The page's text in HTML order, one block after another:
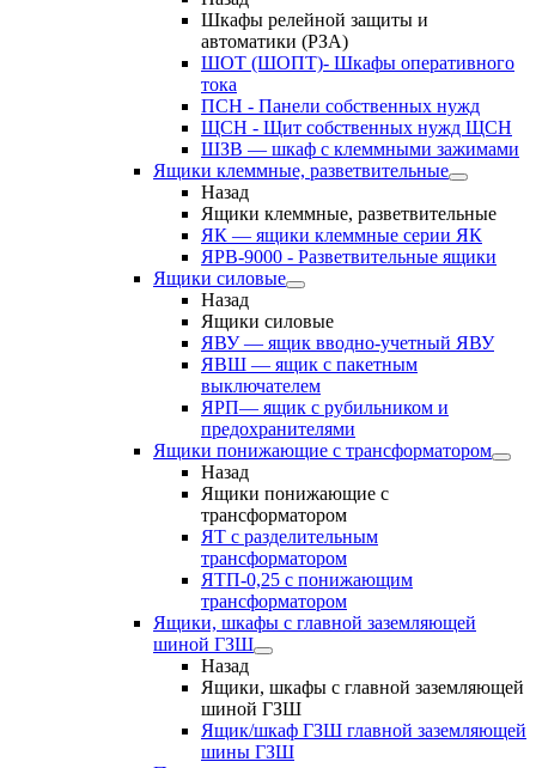
Шкафы релейной защиты и
автоматики (РЗА)
ШОТ (ШОПТ)- Шкафы оперативного
тока
ПСН - Панели собственных нужд
ЩСН - Щит собственных нужд ЩСН
ШЗВ — шкаф с клеммными зажимами
Ящики клеммные, разветвительные
Назад
Ящики клеммные, разветвительные
ЯК — ящики клеммные серии ЯК
ЯРВ-9000 - Разветвительные ящики
Ящики силовые
Назад
Ящики силовые
ЯВУ — ящик вводно-учетный ЯВУ
ЯВШ — ящик с пакетным
выключателем
ЯРП— ящик с рубильником и
предохранителями
Ящики понижающие с трансформатором
Назад
Ящики понижающие с
трансформатором
ЯТ с разделительным
трансформатором
ЯТП-0,25 с понижающим
трансформатором
Ящики, шкафы с главной заземляющей
шиной ГЗШ
Назад
Ящики, шкафы с главной заземляющей
шиной ГЗШ
Ящик/шкаф ГЗШ главной заземляющей
шины ГЗШ